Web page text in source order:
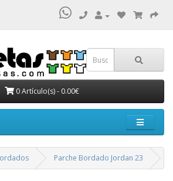
0 Artículo(s) - 0.00€
Parche Bordado Jordan 23